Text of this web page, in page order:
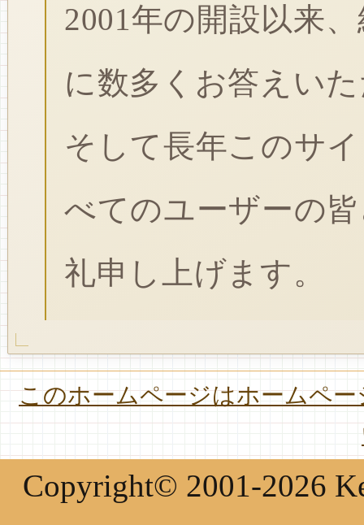
2001年の開設以来
に数多くお答えい
そして長年このサ
べてのユーザーの
礼申し上げます。
このホームページはホームペ
Copyright© 2001-2026